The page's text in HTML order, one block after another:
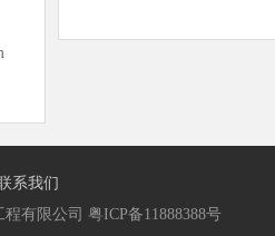
系我们
有限公司 粤ICP备11888388号